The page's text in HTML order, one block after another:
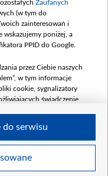
PLN
2026 (wpłata
8
PLN
Zaufanych
(w tym do
zainteresowań i
wskazujemy poniżej, a
PPID do Google.
przez Ciebie naszych
w tym informacje
cookie, sygnalizatory
świadczenie
przez Ciebie
do serwisu